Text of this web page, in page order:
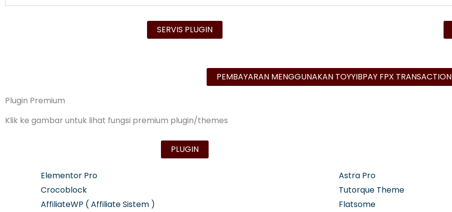
SERVIS PLUGIN
PEMBAYARAN MENGGUNAKAN TOYYIBPAY FPX TRANSACTION
Plugin Premium
Klik ke gambar untuk lihat fungsi premium plugin/themes
PLUGIN
Elementor Pro
Crocoblock
AffiliateWP ( Affiliate Sistem )
Astra Pro
Tutorque Theme
Flatsome